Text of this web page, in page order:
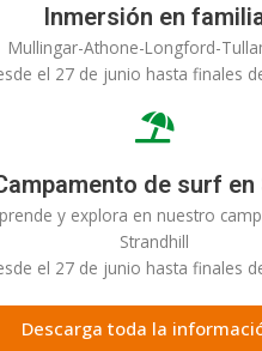
Inmersión en
Mullingar-Athone-Longford-
el 27 de junio hasta finales
de surf en
y explora en nuestro
Strandhill
el 27 de junio hasta finales
Descarga toda la